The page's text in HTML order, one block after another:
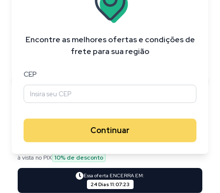
Encontre as melhores ofertas e condições de
frete para sua região
CEP
Continuar
R$ 626,95
à vista no PIX 10% de desconto
Essa oferta ENCERRA EM:
24 Dias11:07:23